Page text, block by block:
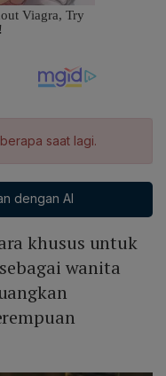
saat lagi.
dengan AI
khusus untuk
wanita